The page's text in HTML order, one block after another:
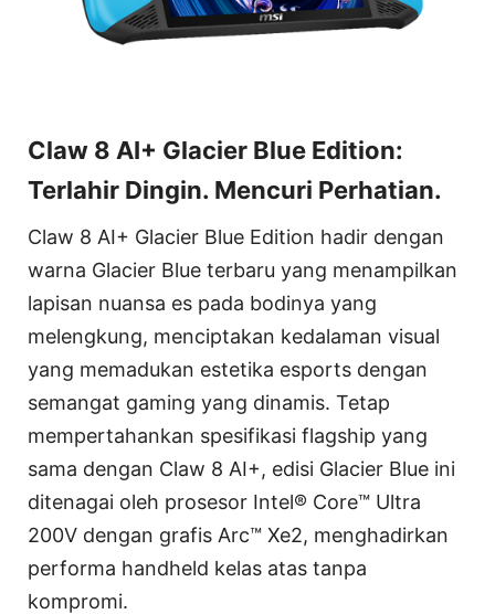
Claw 8 AI+ Glacier Blue Edition:
Terlahir Dingin. Mencuri Perhatian.
Claw 8 AI+ Glacier Blue Edition hadir dengan
warna Glacier Blue terbaru yang menampilkan
lapisan nuansa es pada bodinya yang
melengkung, menciptakan kedalaman visual
yang memadukan estetika esports dengan
semangat gaming yang dinamis. Tetap
mempertahankan spesifikasi flagship yang
sama dengan Claw 8 AI+, edisi Glacier Blue ini
ditenagai oleh prosesor Intel® Core™ Ultra
200V dengan grafis Arc™ Xe2, menghadirkan
performa handheld kelas atas tanpa
kompromi.